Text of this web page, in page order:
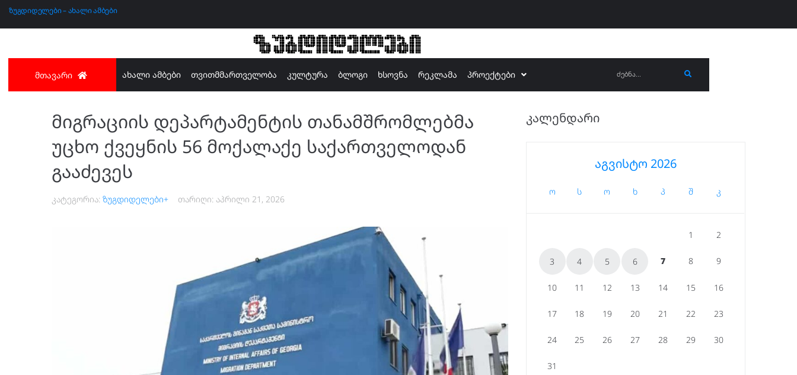
ზუგდიდელები – ახალი ამბები
ზუგდიდელები
მთავარი ახალი ამბები თვითმმართველობა კულტურა ბლოგი ხსოვნა რეკლამა პროექტები
მიგრაციის დეპარტამენტის თანამშრომლებმა
უცხო ქვეყნის 56 მოქალაქე საქართველოდან
გააძევეს
კატეგორია: ზუგდიდელები+ თარიღი: აპრილი 21, 2026
ᲙᲐᲚᲔᲜᲓᲐᲠᲘ
აგვისტო 2026
ო ს ო ხ პ შ კ
1 2
3 4 5 6 7 8 9
10 11 12 13 14 15 16
17 18 19 20 21 22 23
24 25 26 27 28 29 30
31